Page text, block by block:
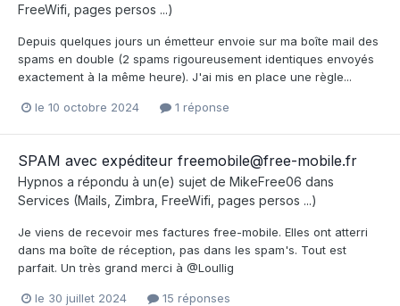
FreeWifi, pages persos ...)
Depuis quelques jours un émetteur envoie sur ma boîte mail des
spams en double (2 spams rigoureusement identiques envoyés
exactement à la même heure). J'ai mis en place une règle...
le 10 octobre 2024 1 réponse
SPAM avec expéditeur freemobile@free-mobile.fr
Hypnos a répondu à un(e) sujet de MikeFree06 dans
Services (Mails, Zimbra, FreeWifi, pages persos ...)
Je viens de recevoir mes factures free-mobile. Elles ont atterri
dans ma boîte de réception, pas dans les spam's. Tout est
parfait. Un très grand merci à @Loullig
le 30 juillet 2024 15 réponses